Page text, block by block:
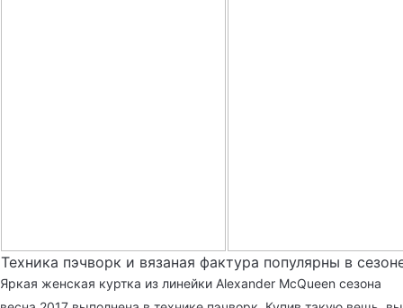
Техника пэчворк и вязаная фактура популярны в
Яркая женская куртка из линейки Alexander McQueen сезона